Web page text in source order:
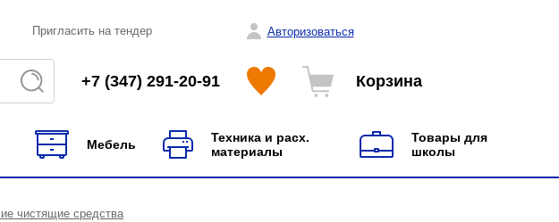
Пригласить на тендер Авторизоваться
+7 (347) 291-20-91 Корзина
Мебель
Техника и расх.
материалы
Товары для
школы
чистящие средства